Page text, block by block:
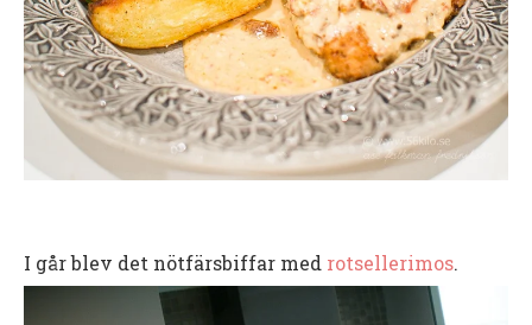
I går blev det nötfärsbiffar med rotsellerimos.